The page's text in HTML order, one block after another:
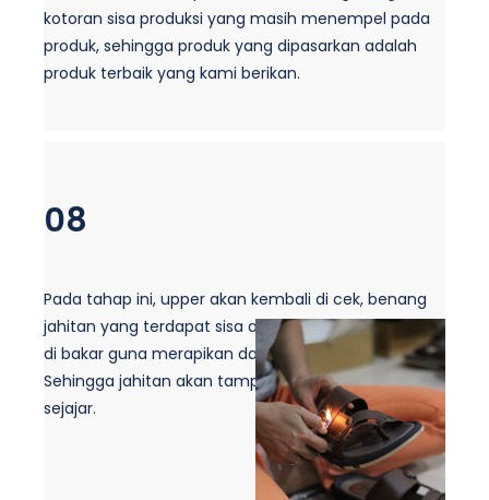
kotoran sisa produksi yang masih menempel pada
produk, sehingga produk yang dipasarkan adalah
produk terbaik yang kami berikan.
08
Pada tahap ini, upper akan kembali di cek, benang
jahitan yang terdapat sisa akan
di bakar guna merapikan dan agar tidak lepas.
Sehingga jahitan akan tampak lebih presisi dan
sejajar.